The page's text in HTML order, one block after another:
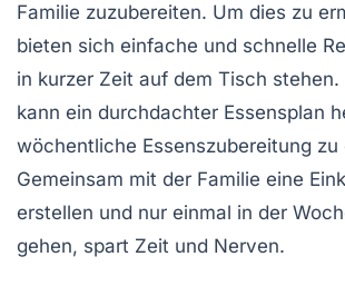
Familie zuzubereiten. Um dies zu
bieten sich einfache und schnelle
in kurzer Zeit auf dem Tisch stehen.
kann ein durchdachter Essensplan
wöchentliche Essenszubereitung zu
Gemeinsam mit der Familie eine
erstellen und nur einmal in der
gehen, spart Zeit und Nerven.